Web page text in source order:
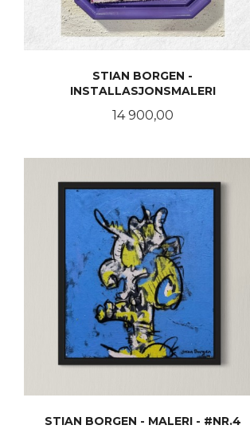
STIAN BORGEN -
INSTALLASJONSMALERI
Pris
14 900,00
STIAN BORGEN - MALERI - #NR.4